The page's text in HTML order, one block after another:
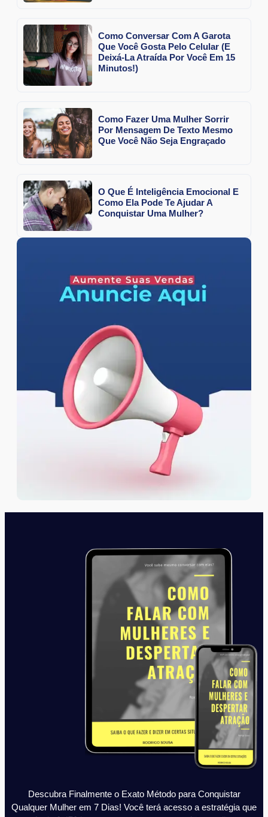
Como Conversar Com A Garota
Que Você Gosta Pelo Celular (E
Deixá-La Atraída Por Você Em 15
Minutos!)
Como Fazer Uma Mulher Sorrir
Por Mensagem De Texto Mesmo
Que Você Não Seja Engraçado
O Que É Inteligência Emocional E
Como Ela Pode Te Ajudar A
Conquistar Uma Mulher?
Descubra Finalmente o Exato Método para Conquistar
Qualquer Mulher em 7 Dias! Você terá acesso a estratégia que